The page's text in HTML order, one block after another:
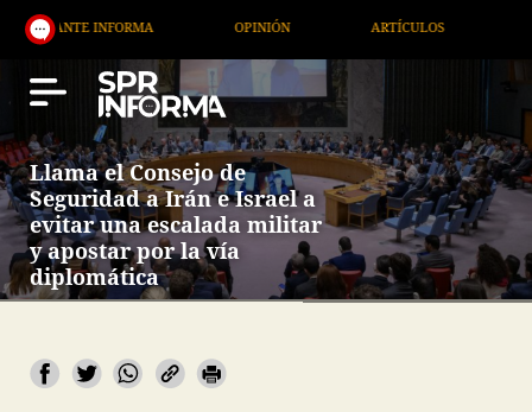
INFORMA OPINIÓN ARTÍCULOS ARTE /
Llama el Consejo de
Seguridad a Irán e Israel a
evitar una escalada militar
y apostar por la vía
diplomática